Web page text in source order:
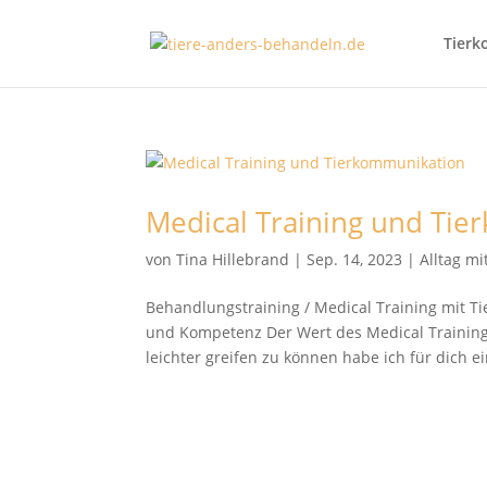
Medical Training und
vonTina Hillebrand |Sep. 14, 2023 |Alltag
Behandlungstraining / Medical Training mit
und Kompetenz Der Wert des Medical
leichter greifen zu können habe ich für dich